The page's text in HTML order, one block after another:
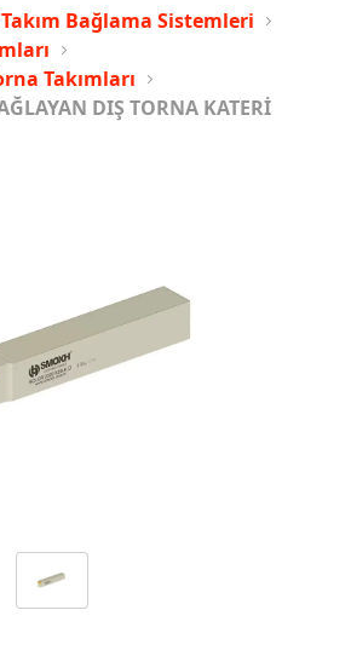
Bağlama Sistemleri
Takımları
DIŞ TORNA KATERİ